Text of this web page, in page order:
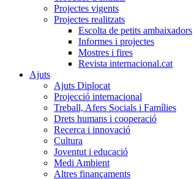
Projectes vigents
Projectes realitzats
Escolta de petits ambaixadors
Informes i projectes
Mostres i fires
Revista internacional.cat
Ajuts
Ajuts Diplocat
Projecció internacional
Treball, Afers Socials i Famílies
Drets humans i cooperació
Recerca i innovació
Cultura
Joventut i educació
Medi Ambient
Altres finançaments